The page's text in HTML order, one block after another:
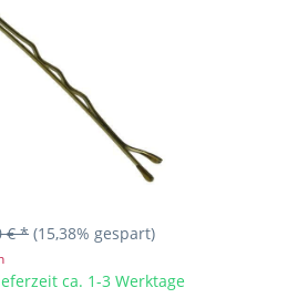
€ * (15,38% gespart)
ca. 1-3 Werktage